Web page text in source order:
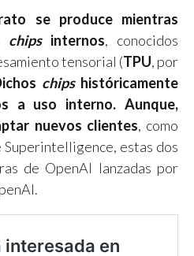
se produce mientras
chipsinternos, conocidos
tensorial (TPU, por
chipshistóricamente
a uso interno. Aunque,
nuevos clientes, como
estas dos
de OpenAI lanzadas por